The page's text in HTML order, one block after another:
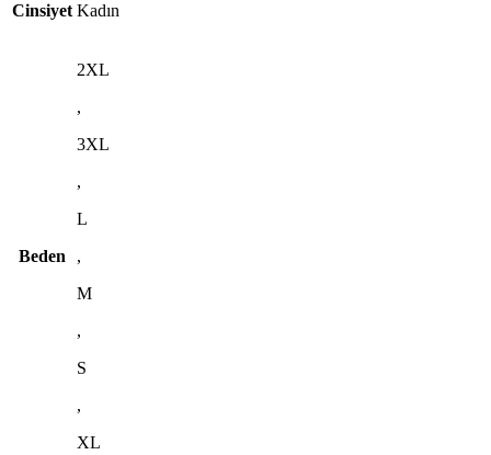
Cinsiyet Kadın
Beden
2XL
,
3XL
,
L
,
M
,
S
,
XL